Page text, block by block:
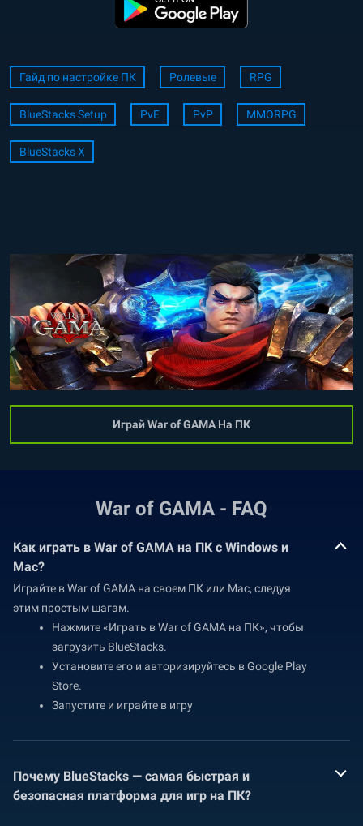
Гайд по настройке ПК Ролевые RPG
BlueStacks Setup PvE PvP MMORPG
BlueStacks X
Играй War of GAMA На ПК
War of GAMA - FAQ
Как играть в War of GAMA на ПК с Windows и
Mac?
Играйте в War of GAMA на своем ПК или Mac, следуя
этим простым шагам.
Нажмите «Играть в War of GAMA на ПК», чтобы
загрузить BlueStacks.
Установите его и авторизируйтесь в Google Play
Store.
Запустите и играйте в игру
Почему BlueStacks — самая быстрая и
безопасная платформа для игр на ПК?